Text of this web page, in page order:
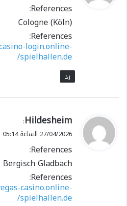
ل
References:
Cologne (Köln)
References:
login.online-
spielhallen.de/
رد
ي
ق
ل
Hildesheim
:
27/04/2026 الساعة 05:14
References:
Bergisch Gladbach
References:
casino.online-
spielhallen.de/